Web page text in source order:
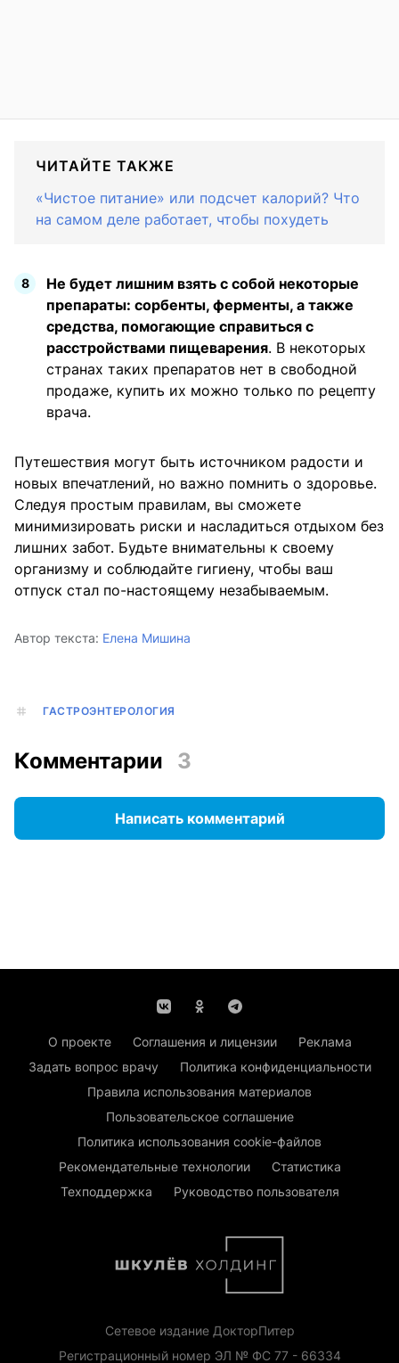
ЧИТАЙТЕ ТАКЖЕ
«Чистое питание» или подсчет калорий? Что
на самом деле работает, чтобы похудеть
Не будет лишним взять с собой некоторые
препараты: сорбенты, ферменты, а также
средства, помогающие справиться с
расстройствами пищеварения. В некоторых
странах таких препаратов нет в свободной
продаже, купить их можно только по рецепту
врача.
Путешествия могут быть источником радости и
новых впечатлений, но важно помнить о здоровье.
Следуя простым правилам, вы сможете
минимизировать риски и насладиться отдыхом без
лишних забот. Будьте внимательны к своему
организму и соблюдайте гигиену, чтобы ваш
отпуск стал по-настоящему незабываемым.
Автор текста: Елена Мишина
ГАСТРОЭНТЕРОЛОГИЯ
Комментарии 3
Написать комментарий
О проекте Соглашения и лицензии
Реклама
Задать вопрос врачу
Политика конфиденциальности
Правила использования материалов
Пользовательское соглашение
Политика использования cookie-файлов
Рекомендательные технологии
Статистика
Техподдержка
Руководство пользователя
Сетевое издание ДокторПитер
Регистрационный номер ЭЛ № ФС 77 - 66334